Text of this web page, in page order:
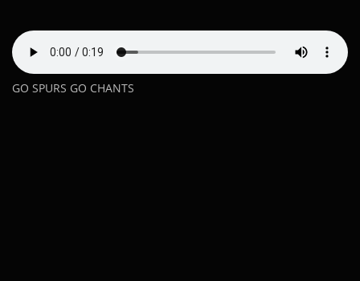
GO SPURS GO CHANTS